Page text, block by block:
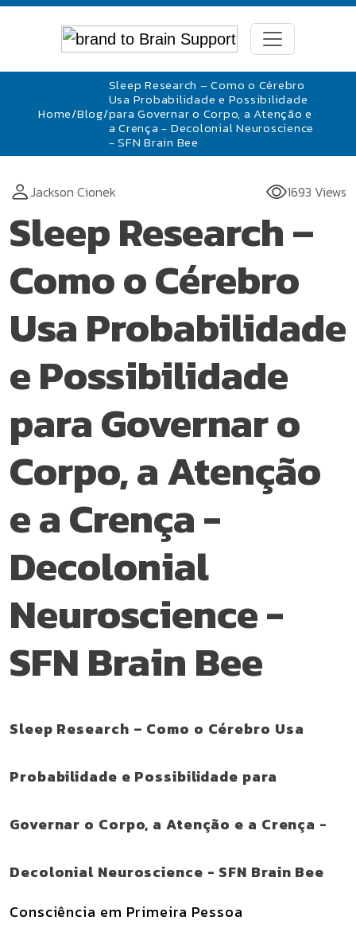
Home/Blog/
Sleep Research – Como o Cérebro
Usa Probabilidade e Possibilidade
para Governar o Corpo, a Atenção e
a Crença - Decolonial Neuroscience
- SFN Brain Bee
Jackson Cionek 1693 Views
Sleep Research –
Como o Cérebro
Usa Probabilidade
e Possibilidade
para Governar o
Corpo, a Atenção
e a Crença -
Decolonial
Neuroscience -
SFN Brain Bee
Sleep Research – Como o Cérebro Usa
Probabilidade e Possibilidade para
Governar o Corpo, a Atenção e a Crença -
Decolonial Neuroscience - SFN Brain Bee
Consciência em Primeira Pessoa